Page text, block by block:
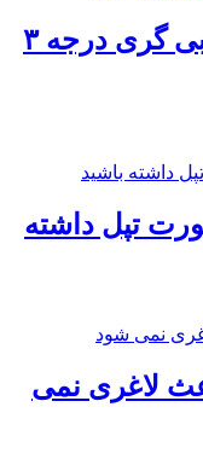
کلاس تئوری مربی گری درجه ۳
تپل داشته
لاغری نمی